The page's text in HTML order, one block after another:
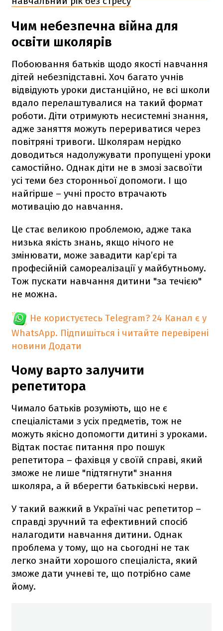
Чим небезпечна війна для
освіти школярів
Побоювання батьків щодо якості навчання
дітей небезпідставні. Хоч багато учнів
відвідують уроки дистанційно, не всі школи
вдало перелаштувалися на такий формат
роботи. Діти отримують несистемні знання,
адже заняття можуть перериватися через
повітряні тривоги. Школярам нерідко
доводиться надолужувати пропущені уроки
самостійно. Однак діти не в змозі засвоїти
усі теми без сторонньої допомоги. І що
найгірше – учні просто втрачають
мотивацію до навчання.
Це стає великою проблемою, адже така
низька якість знань, якщо нічого не
змінювати, може завадити кар’єрі та
професійній самореалізації у майбутньому.
Тож пускати навчання дитини "за течією"
не можна.
Не користуєтесь Telegram? 24 Канал є у
WhatsApp. Підпишіться і читайте перевірені
новини Додати
Чому варто залучити
репетитора
Чимало батьків розуміють, що не є
спеціалістами з усіх предметів, тож не
можуть якісно допомогти дитині з уроками.
Відтак постає питання про пошук
репетитора – фахівця у своїй справі, який
зможе не лише "підтягнути" знання
школяра, а й вберегти батьківські нерви.
У такий важкий в Україні час репетитор –
справді зручний та ефективний спосіб
налагодити навчання дитини. Однак
проблема у тому, що на сьогодні не так
легко знайти хорошого спеціаліста, який
зможе дати учневі те, що потрібно саме
йому.